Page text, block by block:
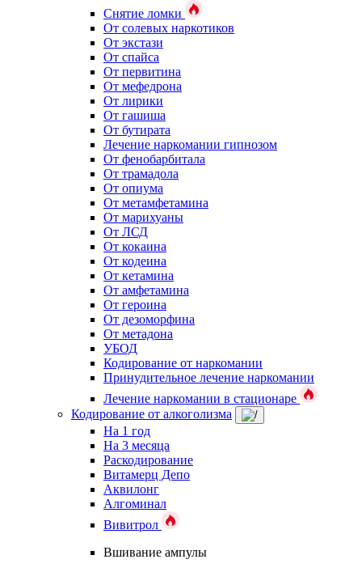
Снятие ломки
От солевых наркотиков
От экстази
От спайса
От первитина
От мефедрона
От лирики
От гашиша
От бутирата
Лечение наркомании гипнозом
От фенобарбитала
От трамадола
От опиума
От метамфетамина
От марихуаны
От ЛСД
От кокаина
От кодеина
От кетамина
От амфетамина
От героина
От дезоморфина
От метадона
УБОД
Кодирование от наркомании
Принудительное лечение наркомании
Лечение наркомании в стационаре
Кодирование от алкоголизма
На 1 год
На 3 месяца
Раскодирование
Витамерц Депо
Аквилонг
Алгоминал
Вивитрол
Вшивание ампулы